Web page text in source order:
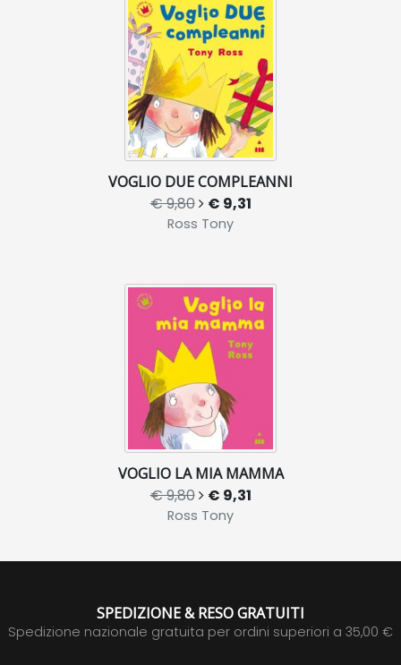
VOGLIO DUE COMPLEANNI
€ 9,80 € 9,31
Ross Tony
VOGLIO LA MIA MAMMA
€ 9,80 € 9,31
Ross Tony
SPEDIZIONE & RESO GRATUITI
Spedizione nazionale gratuita per ordini superiori a 35,00 €